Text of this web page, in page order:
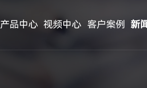
产品中心 视频中心 客户案例 新